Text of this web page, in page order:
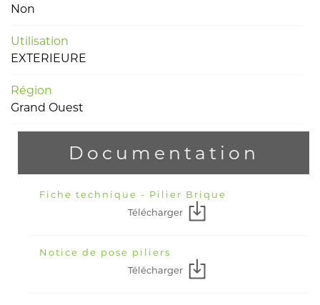
Non
Utilisation
EXTERIEURE
Région
Grand Ouest
Documentation
Fiche technique - Pilier Brique
Télécharger
Notice de pose piliers
Télécharger